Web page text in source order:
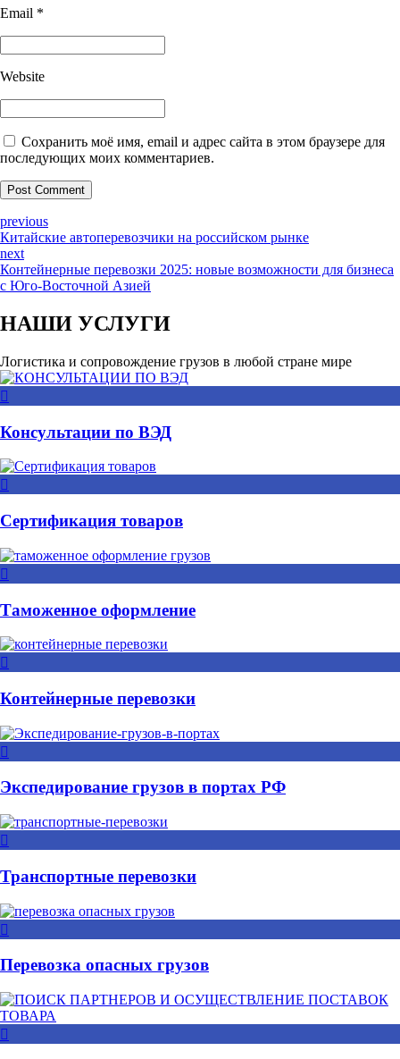
Email *
Website
Сохранить моё имя, email и адрес сайта в этом браузере для
последующих моих комментариев.
Post Comment
previous
Китайские автоперевозчики на российском рынке
next
Контейнерные перевозки 2025: новые возможности для бизнеса
с Юго-Восточной Азией
НАШИ УСЛУГИ
Логистика и сопровождение грузов в любой стране мире
Консультации по ВЭД
Сертификация товаров
Таможенное оформление
Контейнерные перевозки
Экспедирование грузов в портах РФ
Транспортные перевозки
Перевозка опасных грузов